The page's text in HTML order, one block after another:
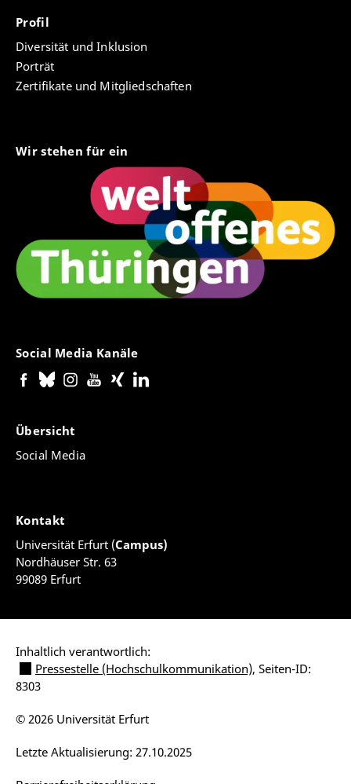
Profil
Diversität und Inklusion
Porträt
Zertifikate und Mitgliedschaften
Wir stehen für ein
Social Media Kanäle
Übersicht
Social Media
Kontakt
Universität Erfurt (Campus)
Nordhäuser Str. 63
99089 Erfurt
Inhaltlich verantwortlich:
Pressestelle (Hochschulkommunikation), Seiten-ID:
8303
Letzte Aktualisierung: 27.10.2025
© 2026 Universität Erfurt